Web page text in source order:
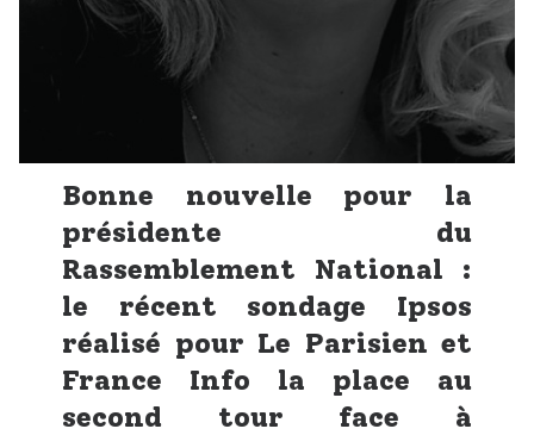
Bonne nouvelle pour la
présidente du
Rassemblement National :
le récent sondage Ipsos
réalisé pour Le Parisien et
France Info la place au
second tour face à